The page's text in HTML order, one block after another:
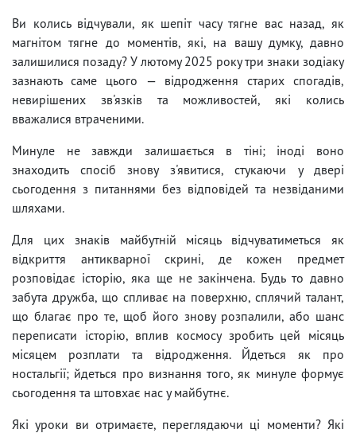
Ви колись відчували, як шепіт часу тягне вас назад, як
магнітом тягне до моментів, які, на вашу думку, давно
залишилися позаду? У лютому 2025 року три знаки зодіаку
зазнають саме цього — відродження старих спогадів,
невирішених зв'язків та можливостей, які колись
вважалися втраченими.
Минуле не завжди залишається в тіні; іноді воно
знаходить спосіб знову з'явитися, стукаючи у двері
сьогодення з питаннями без відповідей та незвіданими
шляхами.
Для цих знаків майбутній місяць відчуватиметься як
відкриття антикварної скрині, де кожен предмет
розповідає історію, яка ще не закінчена. Будь то давно
забута дружба, що спливає на поверхню, сплячий талант,
що благає про те, щоб його знову розпалили, або шанс
переписати історію, вплив космосу зробить цей місяць
місяцем розплати та відродження. Йдеться як про
ностальгії; йдеться про визнання того, як минуле формує
сьогодення та штовхає нас у майбутнє.
Які уроки ви отримаєте, переглядаючи ці моменти? Які